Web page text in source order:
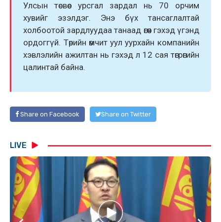
Улсын төсвөөс урсгал зардал нь 70 орчим
хувийг эзэлдэг. Энэ бүх тансаглалтай
холбоотой зардлуудаа танаад өгөөч гэхэд үгэнд
ордоггүй. Төрийн өмчит уул уурхайн компанийн
хэвлэлийн ажилтан нь гэхэд л 12 сая төгрөгийн
цалинтай байна.
Share on Facebook Share on Twitter
LIVE